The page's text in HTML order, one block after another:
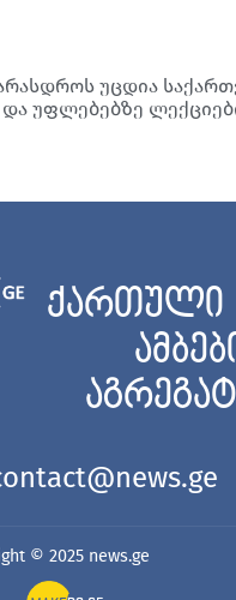
უცდია
უფლებებზე
ქართული
© 2025 news.ge